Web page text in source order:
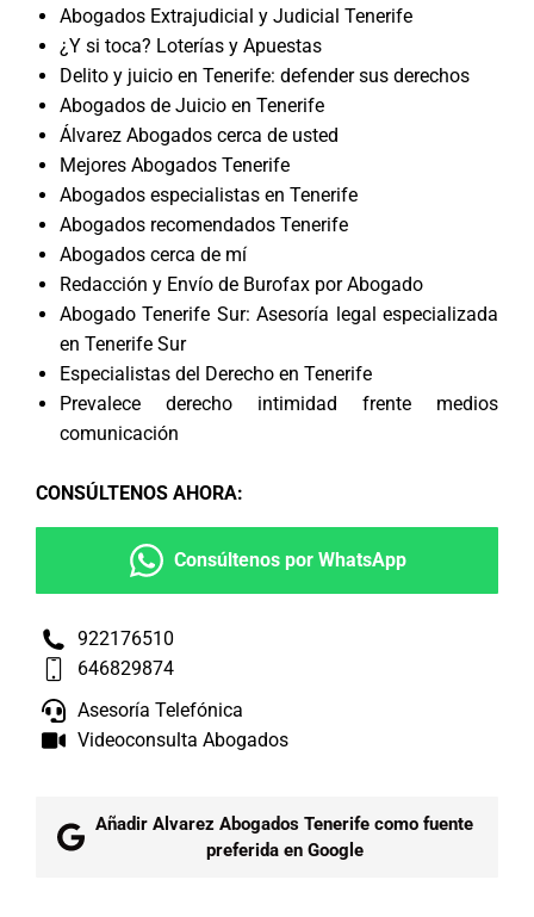
Abogados Extrajudicial y Judicial Tenerife
¿Y si toca? Loterías y Apuestas
Delito y juicio en Tenerife: defender sus derechos
Abogados de Juicio en Tenerife
Álvarez Abogados cerca de usted
Mejores Abogados Tenerife
Abogados especialistas en Tenerife
Abogados recomendados Tenerife
Abogados cerca de mí
Redacción y Envío de Burofax por Abogado
Abogado Tenerife Sur: Asesoría legal especializada
en Tenerife Sur
Especialistas del Derecho en Tenerife
Prevalece derecho intimidad frente medios
comunicación
CONSÚLTENOS AHORA:
Consúltenos por WhatsApp
922176510
646829874
Asesoría Telefónica
Videoconsulta Abogados
Añadir Alvarez Abogados Tenerife como fuente
preferida en Google